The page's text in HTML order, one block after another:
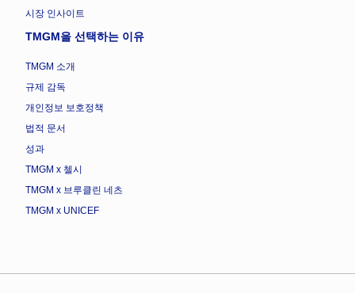
시장 인사이트
TMGM을 선택하는 이유
TMGM 소개
규제 감독
개인정보 보호정책
법적 문서
성과
TMGM x 첼시
TMGM x 브루클린 네츠
TMGM x UNICEF